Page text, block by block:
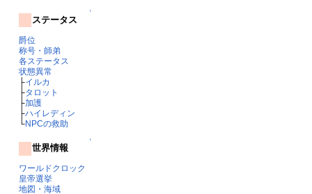
↑
ステータス
爵位
称号・師弟
各ステータス
状態異常
├イルカ
├タロット
├加護
├ハイレディン
└NPCの救助
↑
世界情報
ワールドクロック
皇帝選挙
地図・海域